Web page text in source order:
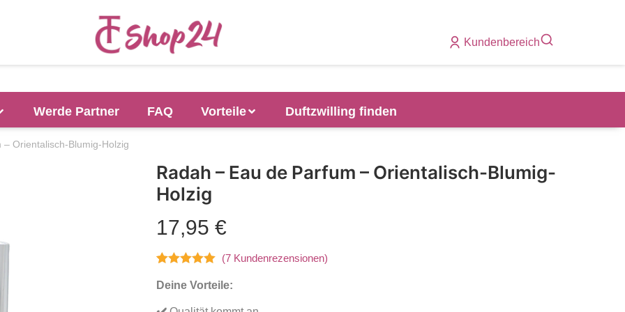
Kundenbereich
Werde Partner FAQ Vorteile Duftzwilling finden
Orientalisch-Blumig-Holzig
Radah – Eau de Parfum – Orientalisch-Blumig-
Holzig
17,95 €
5.00von 5,
(7 Kundenrezensionen)
Deine Vorteile:
✔️ Qualität kommt an